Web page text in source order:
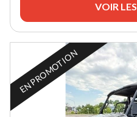
VOIR
EN PROMOTION